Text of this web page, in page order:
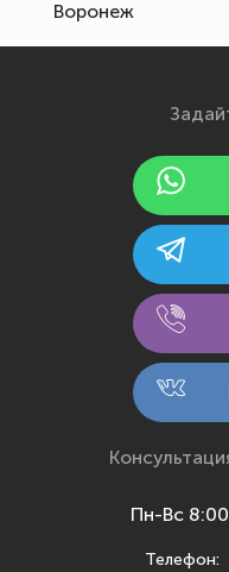
Воронеж
Екатеринбург
Йошкар-Ола
Калининград
Кемерово
Кострома
Краснодар
Красноярск
Махачкала
Пн-Вс
Телефон: